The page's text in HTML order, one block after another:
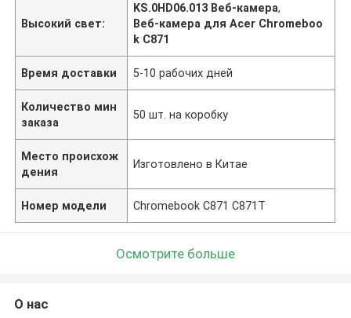
Высокий свет:
KS.0HD06.013 Веб-камера,
Веб-камера для Acer Chromeboo
k C871
Время доставки 5-10 рабочих дней
Количество мин
заказа
50 шт. на коробку
Место происхож
дения
Изготовлено в Китае
Номер модели Chromebook C871 C871T
Осмотрите больше
О нас